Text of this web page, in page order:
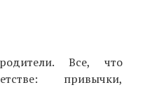
Все, что
привычки,